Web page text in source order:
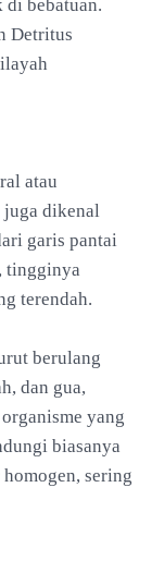
di bebatuan.
Detritus
atau
dikenal
garis pantai
tingginya
terendah.
berulang
dan gua,
yang
biasanya
sering